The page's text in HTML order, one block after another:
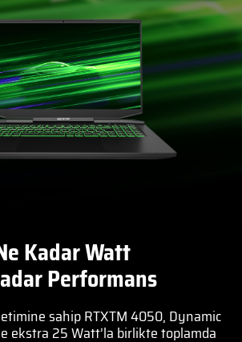
Kadar Watt
Performans
sahip RTXTM 4050, Dynamic
ekstra 25 Watt’la birlikte toplamda